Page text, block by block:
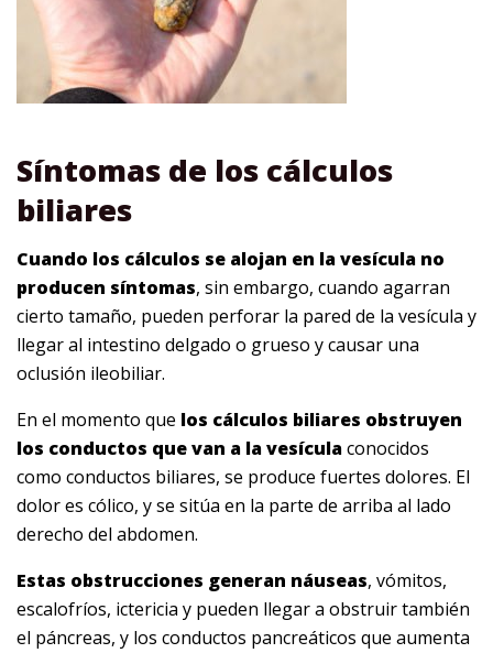
Síntomas de los cálculos
biliares
Cuando los cálculos se alojan en la vesícula no
producen síntomas, sin embargo, cuando agarran
cierto tamaño, pueden perforar la pared de la vesícula y
llegar al intestino delgado o grueso y causar una
oclusión ileobiliar.
En el momento que los cálculos biliares obstruyen
los conductos que van a la vesículaconocidos
como conductos biliares, se produce fuertes dolores. El
dolor es cólico, y se sitúa en la parte de arriba al lado
derecho del abdomen.
Estas obstrucciones generan náuseas, vómitos,
escalofríos, ictericia y pueden llegar a obstruir también
el páncreas, y los conductos pancreáticos que aumenta